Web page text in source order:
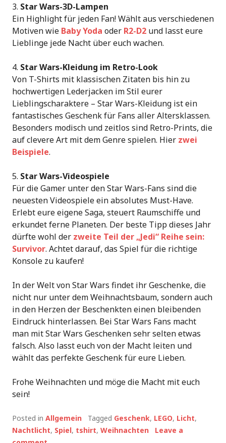
Star Wars-3D-Lampen
Ein Highlight für jeden Fan! Wählt aus verschiedenen
Motiven wie Baby Yoda oder R2-D2 und lasst eure
Lieblinge jede Nacht über euch wachen.
Star Wars-Kleidung im Retro-Look
Von T-Shirts mit klassischen Zitaten bis hin zu
hochwertigen Lederjacken im Stil eurer
Lieblingscharaktere – Star Wars-Kleidung ist ein
fantastisches Geschenk für Fans aller Altersklassen.
Besonders modisch und zeitlos sind Retro-Prints, die
auf clevere Art mit dem Genre spielen. Hier zwei
Beispiele.
Star Wars-Videospiele
Für die Gamer unter den Star Wars-Fans sind die
neuesten Videospiele ein absolutes Must-Have.
Erlebt eure eigene Saga, steuert Raumschiffe und
erkundet ferne Planeten. Der beste Tipp dieses Jahr
dürfte wohl der zweite Teil der „Jedi“ Reihe sein:
Survivor. Achtet darauf, das Spiel für die richtige
Konsole zu kaufen!
In der Welt von Star Wars findet ihr Geschenke, die
nicht nur unter dem Weihnachtsbaum, sondern auch
in den Herzen der Beschenkten einen bleibenden
Eindruck hinterlassen. Bei Star Wars Fans macht
man mit Star Wars Geschenken sehr selten etwas
falsch. Also lasst euch von der Macht leiten und
wählt das perfekte Geschenk für eure Lieben.
Frohe Weihnachten und möge die Macht mit euch
sein!
Posted in Allgemein Tagged Geschenk, LEGO, Licht,
Nachtlicht, Spiel, tshirt, Weihnachten
Leave a